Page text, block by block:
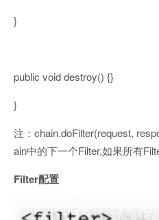
}
public void destroy() {}
}
注：chain.doFilter(request,
ain中的下一个Filter,如果所有
Filter配置